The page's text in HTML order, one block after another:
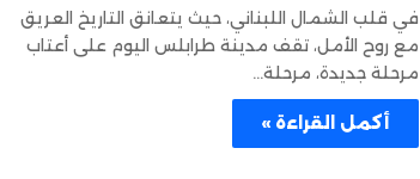
في قلب الشمال اللبناني، حيث يتعانق التاريخ العريق
مع روح الأمل، تقف مدينة طرابلس اليوم على أعتاب
مرحلة جديدة، مرحلة…
أكمل القراءة »